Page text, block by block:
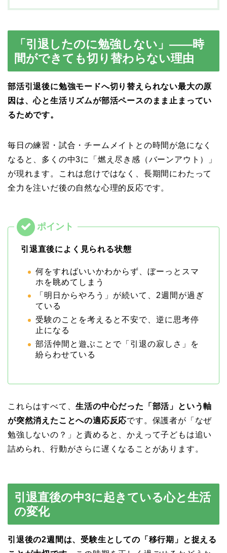
「引退したのに勉強しない」——時
間ができても切り替わらない理由
部活引退後に勉強モードへ切り替えられない最大の原
因は、心と生活リズムが部活ペースのまま止まってい
るためです。
毎日の練習・試合・チームメイトとの時間が急になく
なると、多くの中3に「燃え尽き感（バーンアウト）」
が現れます。これは怠けではなく、長期間にわたって
全力を注いだ後の自然な心理的反応です。
引退直後によく見られる状態
何をすればいいかわからず、ぼーっとスマ
ホを眺めてしまう
「明日からやろう」が続いて、2週間が過ぎ
ている
受験のことを考えると不安で、逆に思考停
止になる
部活仲間と遊ぶことで「引退の寂しさ」を
紛らわせている
これらはすべて、生活の中心だった「部活」という軸
が突然消えたことへの適応反応です。保護者が「なぜ
勉強しないの？」と責めると、かえって子どもは追い
詰められ、行動がさらに遅くなることがあります。
引退直後の中3に起きている心と生活
の変化
引退後の2週間は、受験生としての「移行期」と捉える